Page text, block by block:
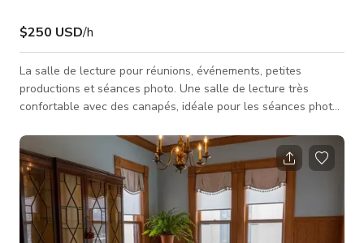
$250 USD/h
La salle de lecture pour réunions, événements, petites
productions et séances photo. Une salle de lecture très
confortable avec des canapés, idéale pour les séances photo.
accueillir jusqu'à 24 personnes.